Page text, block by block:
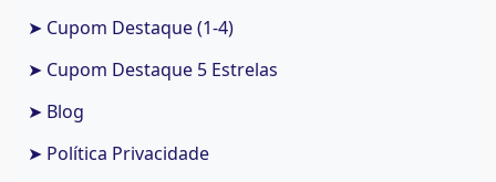
➤ Cupom Destaque (1-4)
➤ Cupom Destaque 5 Estrelas
➤ Blog
➤ Política Privacidade